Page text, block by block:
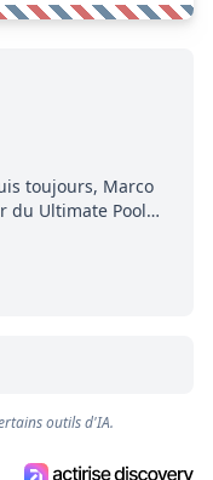
toujours, Marco
du Ultimate Pool
en guide de
Pierre.
bénéficier les
outils d'IA.